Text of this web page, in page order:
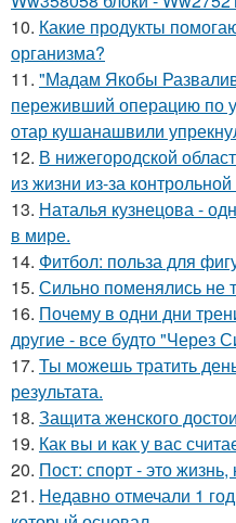
10. Какие продукты
организма?
11. "Мадам Якобы
переживший операцию по
отар кушанашвили
12. В нижегородской
из жизни из-за
13. Наталья кузнецова -
в мире.
14. Фитбол: польза для
15. Сильно поменялись не
16. Почему в одни дни
другие - все будто "Через
17. Ты можешь тратить
результата.
18. Защита женского
19. Как вы и как у вас
20. Пост: спорт - это жизнь,
21. Недавно отмечали 1